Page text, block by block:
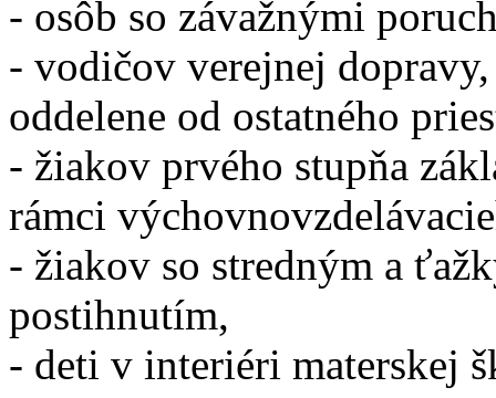
- osôb so závažnými
- vodičov verejnej
oddelene od ostatného
- žiakov prvého stupňa
rámci
- žiakov so stredným a
postihnutím,
- deti v interiéri materskej